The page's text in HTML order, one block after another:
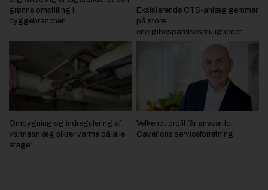
grønne omstilling i
byggebranchen
Eksisterende CTS-anlæg gemmer
på store
energibesparelsesmuligheder
Ombygning og indregulering af
varmeanlæg sikrer varme på alle
etager
Velkendt profil får ansvar for
Caverions serviceforretning